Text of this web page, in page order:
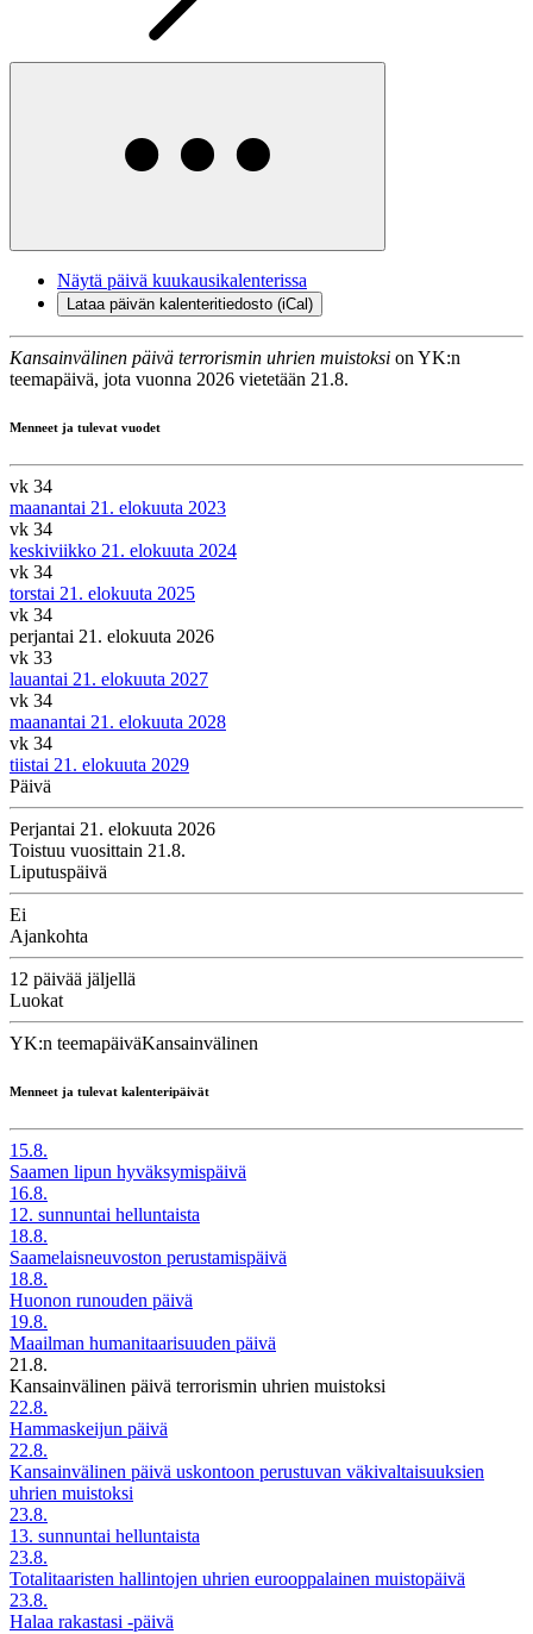
Näytä päivä kuukausikalenterissa
Lataa päivän kalenteritiedosto (iCal)
Kansainvälinen päivä terrorismin uhrien muistoksi on YK:n
teemapäivä, jota vuonna 2026 vietetään 21.8.
Menneet ja tulevat vuodet
vk 34
maanantai 21. elokuuta 2023
vk 34
keskiviikko 21. elokuuta 2024
vk 34
torstai 21. elokuuta 2025
vk 34
perjantai 21. elokuuta 2026
vk 33
lauantai 21. elokuuta 2027
vk 34
maanantai 21. elokuuta 2028
vk 34
tiistai 21. elokuuta 2029
Päivä
Perjantai 21. elokuuta 2026
Toistuu vuosittain 21.8.
Liputuspäivä
Ei
Ajankohta
12 päivää jäljellä
Luokat
YK:n teemapäiväKansainvälinen
Menneet ja tulevat kalenteripäivät
15.8.
Saamen lipun hyväksymispäivä
16.8.
12. sunnuntai helluntaista
18.8.
Saamelaisneuvoston perustamispäivä
18.8.
Huonon runouden päivä
19.8.
Maailman humanitaarisuuden päivä
21.8.
Kansainvälinen päivä terrorismin uhrien muistoksi
22.8.
Hammaskeijun päivä
22.8.
Kansainvälinen päivä uskontoon perustuvan väkivaltaisuuksien
uhrien muistoksi
23.8.
13. sunnuntai helluntaista
23.8.
Totalitaaristen hallintojen uhrien eurooppalainen muistopäivä
23.8.
Halaa rakastasi -päivä